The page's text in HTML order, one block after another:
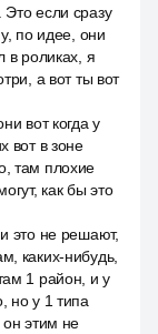
если сразу
по идее, они
в роликах, я
а вот ты вот
вот когда у
вот в зоне
там плохие
как бы это
это не решают,
каких-нибудь,
1 район, и у
но у 1 типа
он этим не